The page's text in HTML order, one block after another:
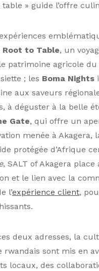
» guide l’offre
Root to Table, un
patrimoine agricole du
; les Boma Nights
aux saveurs
à déguster à la belle
Gate, qui offre un
menée à Akagera,
protégée d’Afrique
, SALT of Akagera place
et le lien avec la
l’expérience client,
deux adresses, la
rwandais sont mis en
locaux, des